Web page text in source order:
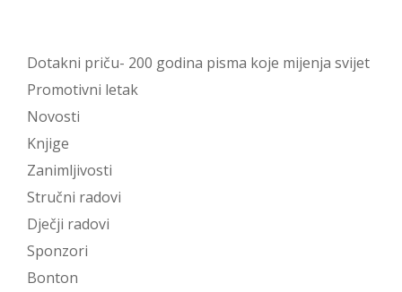
Dotakni priču- 200 godina pisma koje mijenja svijet
Promotivni letak
Novosti
Knjige
Zanimljivosti
Stručni radovi
Dječji radovi
Sponzori
Bonton